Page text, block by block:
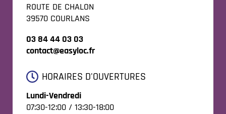
ROUTE DE CHALON
39570 COURLANS
03 84 44 03 03
contact@easyloc.fr
HORAIRES D'OUVERTURES
Lundi-Vendredi
07:30-12:00 / 13:30-18:00